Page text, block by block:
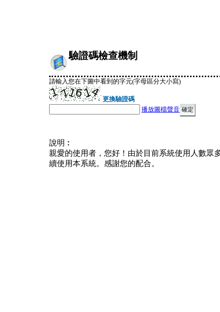
驗證碼檢查機制
請輸入您在下圖中看到的字元(字母區分大小寫)
更換驗證碼
播放圖檔聲音
說明︰
親愛的使用者，您好！由於目前系統使用人數眾
續使用本系統。感謝您的配合。